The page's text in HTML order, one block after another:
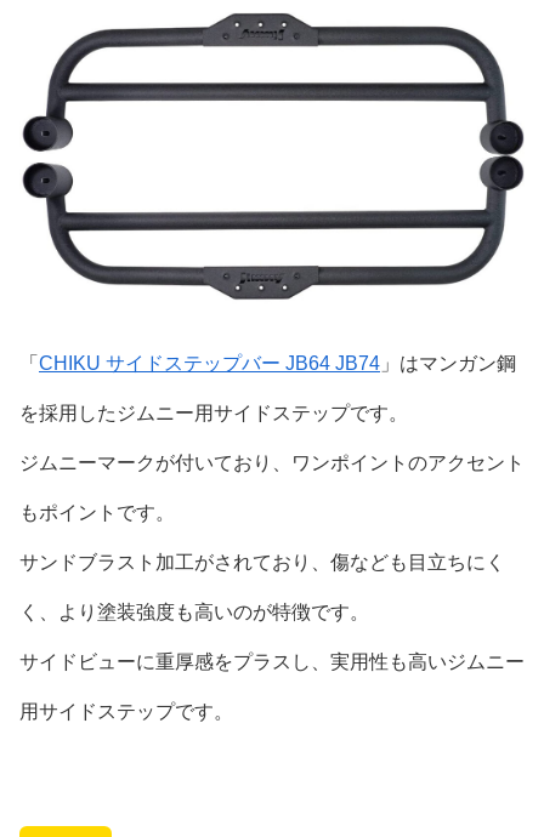
「 CHIKU サイドステップバー JB64 JB74 」はマンガン鋼
を採用したジムニー用サイドステップです。
ジムニーマークが付いており、ワンポイントのアクセント
もポイントです。
サンドブラスト加工がされており、傷なども目立ちにく
く、より塗装強度も高いのが特徴です。
サイドビューに重厚感をプラスし、実用性も高いジムニー
用サイドステップです。